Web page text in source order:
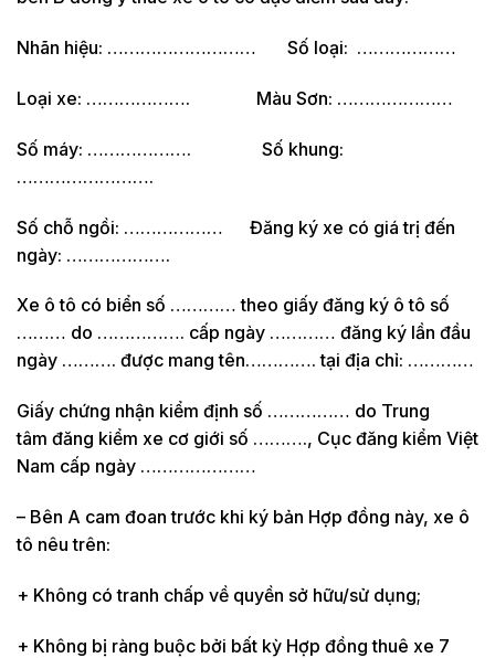
Nhãn hiệu: ……………………… Số loại: ………………
Loại xe: ………………. Màu Sơn: …………………
Số máy: ………………. Số khung:
…………………….
Số chỗ ngồi: ……………… Đăng ký xe có giá trị đến
ngày: ……………….
Xe ô tô có biển số ………… theo giấy đăng ký ô tô số
……… do ……………. cấp ngày ………… đăng ký lần đầu
ngày ………. được mang tên…………. tại địa chỉ: …………
Giấy chứng nhận kiểm định số …………… do Trung
tâm đăng kiểm xe cơ giới số ………., Cục đăng kiểm Việt
Nam cấp ngày …………………
– Bên A cam đoan trước khi ký bản Hợp đồng này, xe ô
tô nêu trên:
+ Không có tranh chấp về quyền sở hữu/sử dụng;
+ Không bị ràng buộc bởi bất kỳ Hợp đồng thuê xe 7